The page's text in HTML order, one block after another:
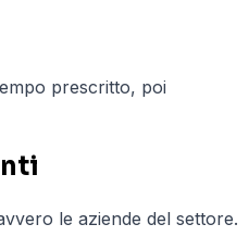
prescritto, poi
le aziende del settore.